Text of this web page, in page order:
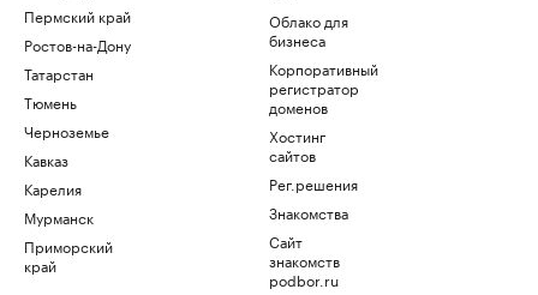
Пермский край
Ростов-на-Дону
Татарстан
Тюмень
Черноземье
Кавказ
Карелия
Мурманск
Приморский
край
Облако для
бизнеса
Корпоративный
регистратор
доменов
Хостинг
сайтов
Рег.решения
Знакомства
Сайт
знакомств
podbor.ru